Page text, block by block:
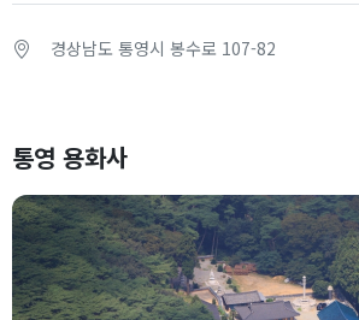
통영 용화사
경상남도 통영시 봉수로 107-82